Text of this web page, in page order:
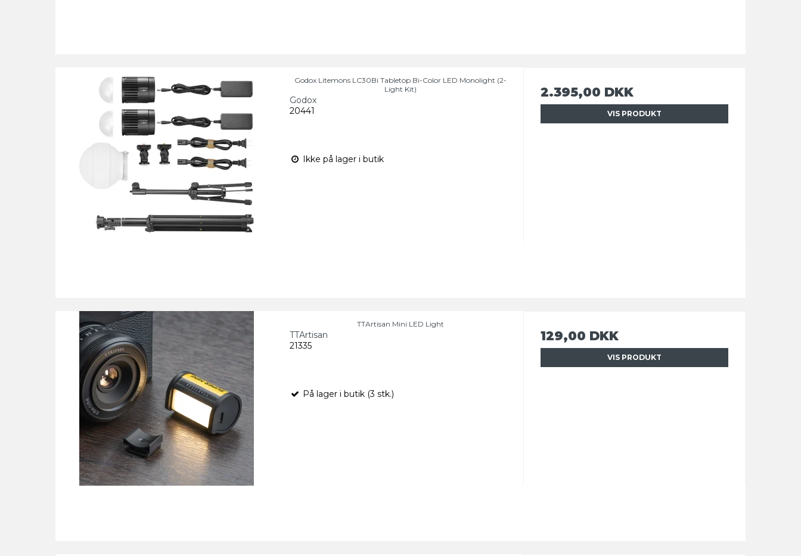
Godox Litemons LC30Bi Tabletop Bi-Color LED Monolight (2-
Light Kit)
Godox
20441
Ikke på lager i butik
2.395,00 DKK
VIS PRODUKT
TTArtisan Mini LED Light
TTArtisan
21335
På lager i butik (3 stk.)
129,00 DKK
VIS PRODUKT